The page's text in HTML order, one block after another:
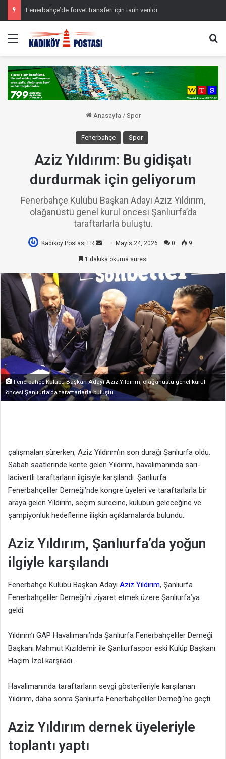
Fenerbahçe’de forvet transferi için tarih verildi
Menü
Anasayfa / Spor
Fenerbahçe Spor
Aziz Yıldırım: Bu gidişatı
durdurmak için geliyorum
Fenerbahçe Kulübü Başkan Adayı Aziz Yıldırım,
olağanüstü genel kurul öncesi Şanlıurfa’da
taraftarlarla buluştu.
Kadıköy Postası FR
Bir
e-
göndermek
Mayıs 24, 2026 0 9
1 dakika okuma süresi
Fenerbahçe Kulübü Başkan Adayı Aziz Yıldırım, olağanüstü genel kurul
öncesi Şanlıurfa’da taraftarlarla buluştu.
çalışmaları sürerken, Aziz Yıldırım’ın son durağı Şanlıurfa oldu.
Sabah saatlerinde kente gelen Yıldırım, havalimanında sarı-
lacivertli taraftarların ilgisiyle karşılandı. Şanlıurfa
Fenerbahçeliler Derneği’nde kongre üyeleri ve taraftarlarla bir
araya gelen Yıldırım, seçim sürecine, kulübün geleceğine ve
şampiyonluk hedeflerine ilişkin açıklamalarda bulundu.
Aziz Yıldırım, Şanlıurfa’da yoğun
ilgiyle karşılandı
Fenerbahçe Kulübü Başkan Adayı Aziz Yıldırım, Şanlıurfa
Fenerbahçeliler Derneği’ni ziyaret etmek üzere Şanlıurfa’ya
geldi.
Yıldırım’ı GAP Havalimanı’nda Şanlıurfa Fenerbahçeliler Derneği
Başkanı Mahmut Kızıldemir ile Şanlıurfaspor eski Kulüp Başkanı
Haçım İzol karşıladı.
Havalimanında taraftarların sevgi gösterileriyle karşılanan
Yıldırım, daha sonra Şanlıurfa Fenerbahçeliler Derneği’ne geçti.
Aziz Yıldırım dernek üyeleriyle
toplantı yaptı